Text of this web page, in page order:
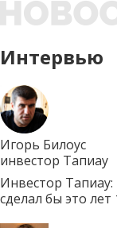
Интервью
Игорь Билоус
инвестор Тапиау
Инвестор Тапиау:
сделал бы это лет